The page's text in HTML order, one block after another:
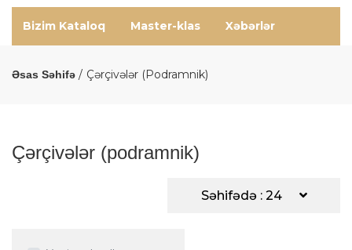
Bizim Kataloq Master-klas Xəbərlər
Əsas Səhifə Çərçivələr (podramnik)
Çərçivələr (podramnik)
Səhifədə : 24